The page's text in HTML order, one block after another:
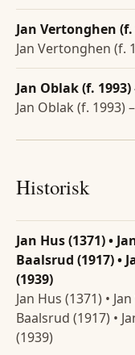
Jan Vertonghen
Jan Vertonghen (f.
Jan Oblak (f.
Jan Oblak (f.
Historisk
Jan Hus (1371) •
Baalsrud (1917) •
(1939)
Jan Hus (1371) •
Baalsrud (1917) •
(1939)